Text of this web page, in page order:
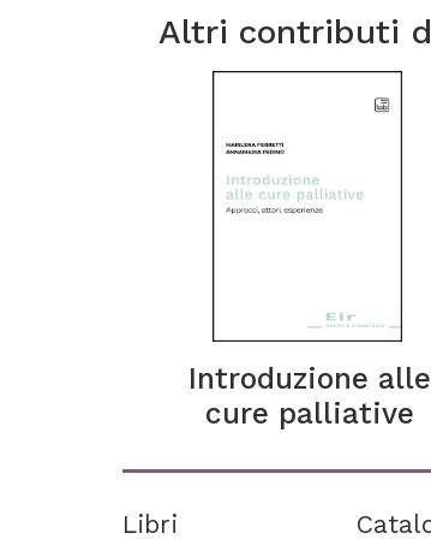
Altri contributi
Introduzione alle
cure palliative
Libri